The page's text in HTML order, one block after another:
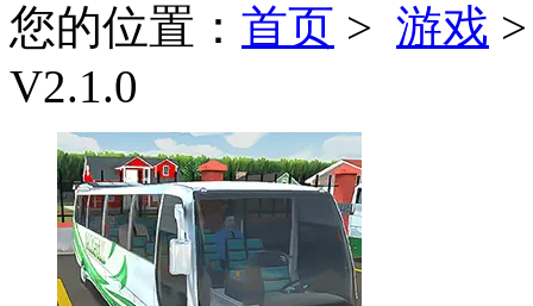
您的位置： 首页 > 游戏
V2.1.0